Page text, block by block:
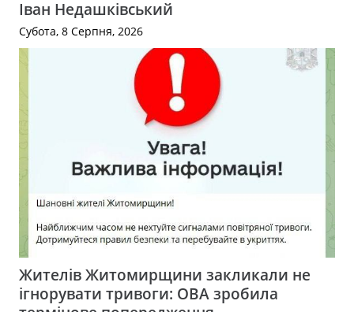
Іван Недашківський
Субота, 8 Серпня, 2026
Жителів Житомирщини закликали не
ігнорувати тривоги: ОВА зробила